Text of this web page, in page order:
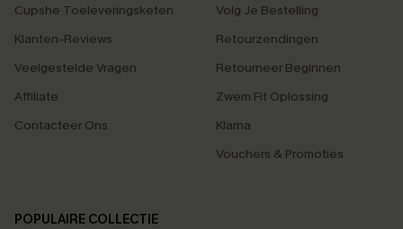
Cupshe Toeleveringsketen
Klanten-Reviews
Veelgestelde Vragen
Affiliate
Contacteer Ons
Volg Je Bestelling
Retourzendingen
Retourneer Beginnen
Zwem Fit Oplossing
Klarna
Vouchers & Promoties
POPULAIRE COLLECTIE